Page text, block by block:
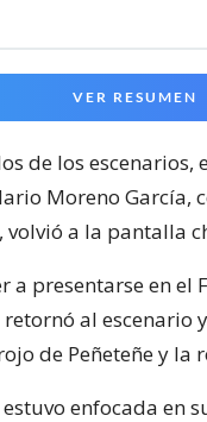
VER RESUMEN
de los
Moreno García,
, volvió a la pantalla
a presentarse en el
al escenario
de Peñeteñe y la
enfocada en